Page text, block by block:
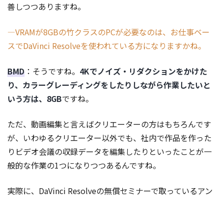
善しつつありますね。
―VRAMが8GBの竹クラスのPCが必要なのは、お仕事ベー
スでDaVinci Resolveを使われている方になりますかね。
BMD ：そうですね。 4Kでノイズ・リダクションをかけた
り、カラーグレーディングをしたりしながら作業したいと
いう方は、8GBですね。
ただ、動画編集と言えばクリエーターの方はもちろんです
が、いわゆるクリエーター以外でも、社内で作品を作った
りビデオ会議の収録データを編集したりといったことが一
般的な作業の1つになりつつあるんですね。
実際に、DaVinci Resolveの無償セミナーで取っているアン